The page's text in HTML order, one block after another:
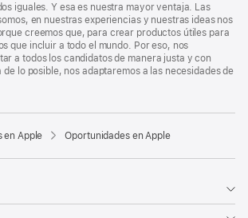
iguales. Y esa es nuestra mayor ventaja. Las
en nuestras experiencias y nuestras ideas nos
creemos que, para crear productos útiles para
que incluir a todo el mundo. Por eso, nos
a todos los candidatos de manera justa y con
de lo posible, nos adaptaremos a las necesidades de
en Apple Oportunidades en Apple